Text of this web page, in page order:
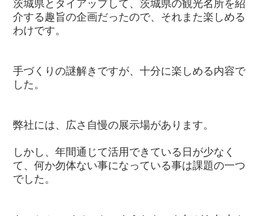
茨城県とタイアップして、茨城県の観光名所を紹
介する趣旨の企画だったので、それまた楽しめる
わけです。
手づくりの謎解きですが、十分に楽しめる内容で
した。
弊社には、広さ自慢の展示場があります。
しかし、年間通じて活用できている日が少なく
て、何か勿体ない事になっている事は課題の一つ
でした。